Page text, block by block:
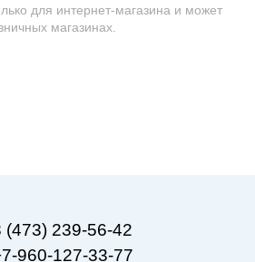
для интернет-магазина и может
магазинах.
(473) 239-56-42
960-127-33-77